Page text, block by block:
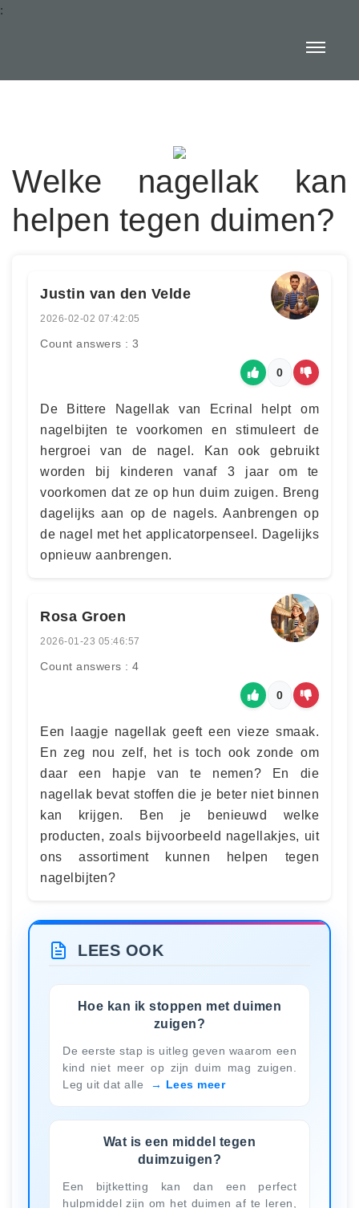
:
Welke nagellak kan
helpen tegen duimen?
Justin van den Velde
2026-02-02 07:42:05
Count answers : 3
0
De Bittere Nagellak van Ecrinal helpt om
nagelbijten te voorkomen en stimuleert de
hergroei van de nagel. Kan ook gebruikt
worden bij kinderen vanaf 3 jaar om te
voorkomen dat ze op hun duim zuigen. Breng
dagelijks aan op de nagels. Aanbrengen op
de nagel met het applicatorpenseel. Dagelijks
opnieuw aanbrengen.
Rosa Groen
2026-01-23 05:46:57
Count answers : 4
0
Een laagje nagellak geeft een vieze smaak.
En zeg nou zelf, het is toch ook zonde om
daar een hapje van te nemen? En die
nagellak bevat stoffen die je beter niet binnen
kan krijgen. Ben je benieuwd welke
producten, zoals bijvoorbeeld nagellakjes, uit
ons assortiment kunnen helpen tegen
nagelbijten?
LEES OOK
Hoe kan ik stoppen met duimen
zuigen?
De eerste stap is uitleg geven waarom een
kind niet meer op zijn duim mag zuigen.
Leg uit dat alle
Lees meer
Wat is een middel tegen
duimzuigen?
Een bijtketting kan dan een perfect
hulpmiddel zijn om het duimen af te leren,